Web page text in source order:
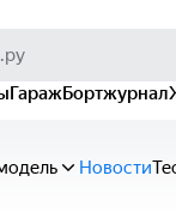
ГаражБортжурнал
Новости